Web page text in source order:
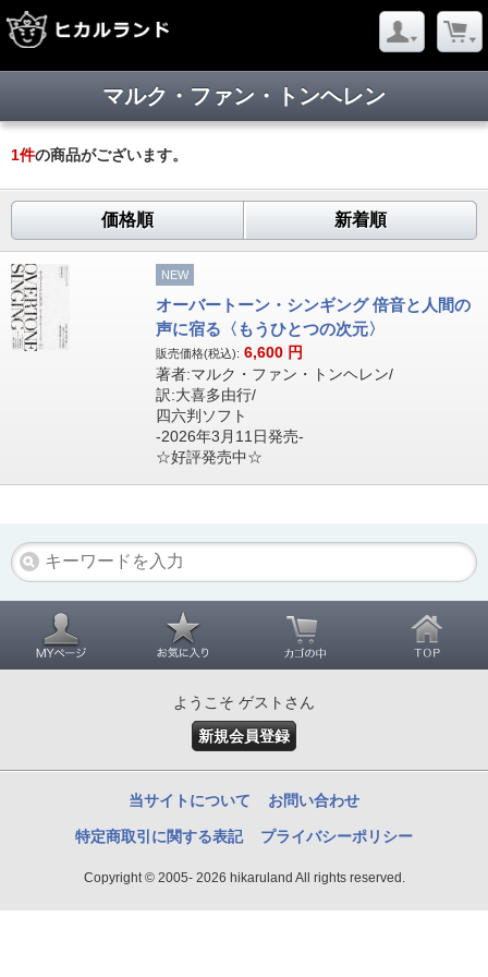
マルク・ファン・トンヘレン
1件の商品がございます。
価格順 新着順
NEW
オーバートーン・シンギング 倍音と人間の
声に宿る〈もうひとつの次元〉
販売価格(税込): 6,600 円
著者:マルク・ファン・トンヘレン/
訳:大喜多由行/
四六判ソフト
-2026年3月11日発売-
☆好評発売中☆
ようこそ ゲストさん
新規会員登録
当サイトについて お問い合わせ
特定商取引に関する表記 プライバシーポリシー
Copyright © 2005- 2026 hikaruland All rights reserved.